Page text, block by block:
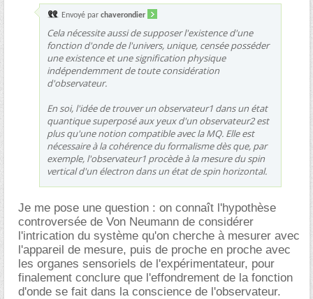
Envoyé par chaverondier
Cela nécessite aussi de supposer l'existence d'une
fonction d'onde de l'univers, unique, censée posséder
une existence et une signification physique
indépendemment de toute considération
d'observateur.
En soi, l'idée de trouver un observateur1 dans un état
quantique superposé aux yeux d'un observateur2 est
plus qu'une notion compatible avec la MQ. Elle est
nécessaire à la cohérence du formalisme dès que, par
exemple, l'observateur1 procède à la mesure du spin
vertical d'un électron dans un état de spin horizontal.
Je me pose une question : on connaît l'hypothèse
controversée de Von Neumann de considérer
l'intrication du système qu'on cherche à mesurer avec
l'appareil de mesure, puis de proche en proche avec
les organes sensoriels de l'expérimentateur, pour
finalement conclure que l'effondrement de la fonction
d'onde se fait dans la conscience de l'observateur.